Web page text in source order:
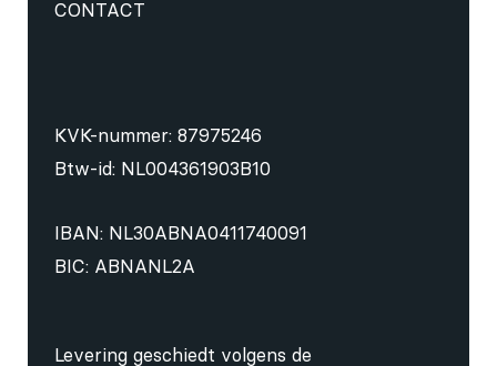
CONTACT
KVK-nummer: 87975246
Btw-id: NL004361903B10
IBAN: NL30ABNA0411740091
BIC: ABNANL2A
Levering geschiedt volgens de